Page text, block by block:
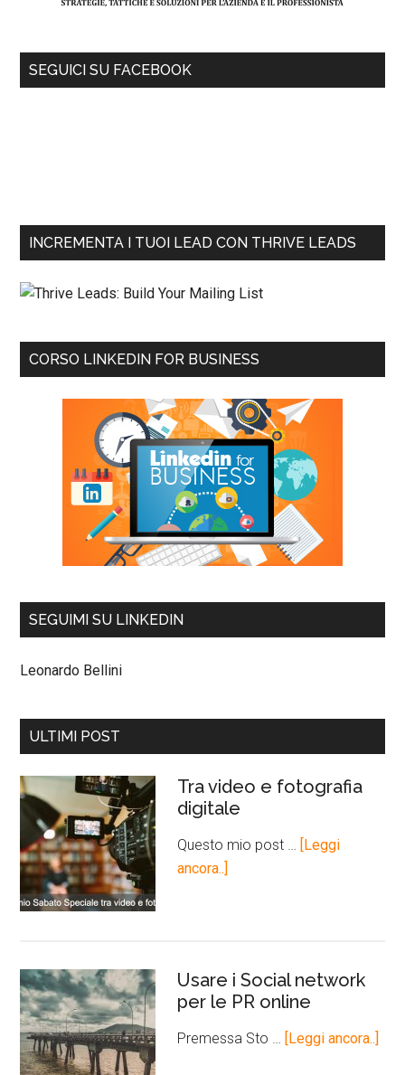
SEGUICI SU FACEBOOK
INCREMENTA I TUOI LEAD CON THRIVE LEADS
CORSO LINKEDIN FOR BUSINESS
SEGUIMI SU LINKEDIN
Leonardo Bellini
ULTIMI POST
Tra video e fotografia
digitale
Questo mio post … [Leggi
ancora..]
Usare i Social network
per le PR online
Premessa Sto … [Leggi ancora..]